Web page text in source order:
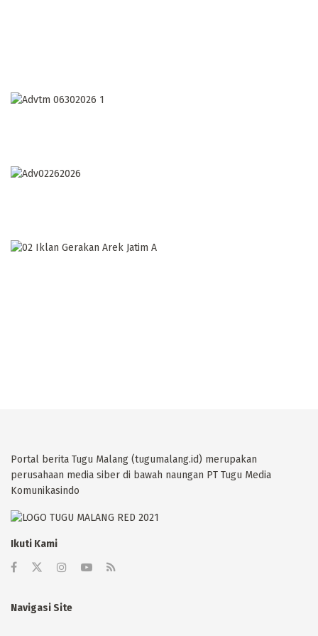
Portal berita Tugu Malang (tugumalang.id) merupakan
perusahaan media siber di bawah naungan PT Tugu Media
Komunikasindo
Ikuti Kami
Navigasi Site